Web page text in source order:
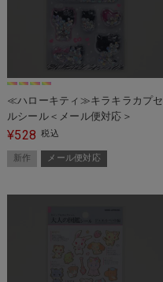
≪ハローキティ≫キラキラカプセ
ルシール＜メール便対応＞
¥528 税込
新作 メール便対応